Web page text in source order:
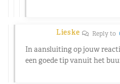
Lieske Reply to
In aansluiting op jouw
een goede tip vanuit het